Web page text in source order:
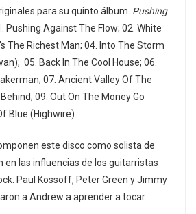
para su quinto álbum. Pushing
Pushing Against The Flow; 02. White
The Richest Man; 04. Into The Storm
05. Back In The Cool House; 06.
07. Ancient Valley Of The
09. Out On The Money Go
Blue (Highwire).
este disco como solista de
las influencias de los guitarristas
Paul Kossoff, Peter Green y Jimmy
a Andrew a aprender a tocar.